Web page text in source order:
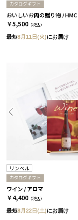
カタログギフト
おいしいお肉の贈り物 / HMC
￥5,500 （税込）
最短8月11日(火)にお届け
リンベル
カタログギフト
ワイン / アロマ
￥4,400 （税込）
最短8月22日(土)にお届け